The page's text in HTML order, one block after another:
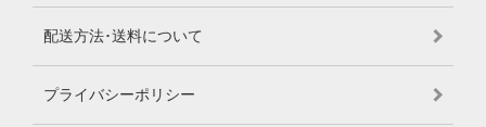
配送方法･送料について
プライバシーポリシー